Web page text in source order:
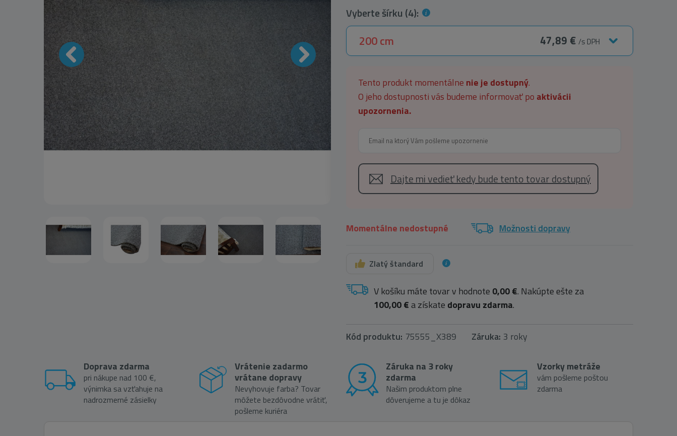
Vyberte šírku (4):
200 cm 47,89 € /s DPH
Tento produkt momentálne nie je dostupný.
O jeho dostupnosti vás budeme informovať po aktivácii
upozornenia.
Dajte mi vedieť kedy bude tento tovar dostupný
Momentálne nedostupné Možnosti dopravy
Zlatý štandard
V košíku máte tovar v hodnote 0,00 €. Nakúpte ešte za
100,00 €a získate dopravu zdarma.
Kód produktu: 75555_X389 Záruka: 3 roky
Doprava zdarma
pri nákupe nad 100 €,
výnimka sa vzťahuje na
nadrozmerné zásielky
Vrátenie zadarmo
vrátane dopravy
Nevyhovuje farba? Tovar
môžete bezdôvodne vrátiť,
pošleme kuriéra
Záruka na 3 roky
zdarma
Našim produktom plne
dôverujeme a tu je dôkaz
Vzorky metráže
vám pošleme poštou
zdarma